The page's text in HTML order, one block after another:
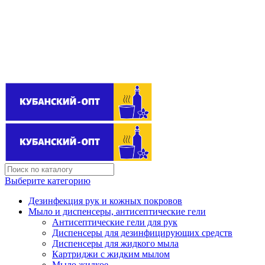
Выберите категорию
Дезинфекция рук и кожных покровов
Мыло и диспенсеры, антисептические гели
Антисептические гели для рук
Диспенсеры для дезинфицирующих средств
Диспенсеры для жидкого мыла
Картриджи с жидким мылом